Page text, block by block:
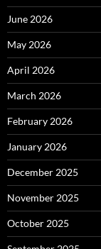
June 2026
May 2026
April 2026
March 2026
February 2026
January 2026
December 2025
November 2025
October 2025